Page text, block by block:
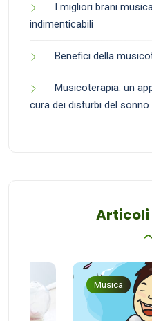
I migliori brani
indimenticabili
Benefici della
Musicoterapia: un
cura dei disturbi del sonno
Articoli
Musica